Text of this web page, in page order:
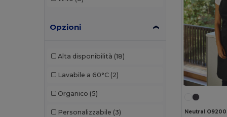
Opzioni
Alta disponibilità (18)
Lavabile a 60°C (2)
Organico (5)
Personalizzabile (3)
Neutral